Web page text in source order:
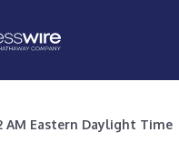
AM Eastern Daylight Time